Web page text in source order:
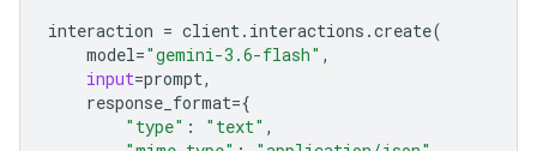
interaction = client. interactions .create(
model="gemini-3.6-flash" ,
input=prompt,
response_format={
"type" : "text" ,